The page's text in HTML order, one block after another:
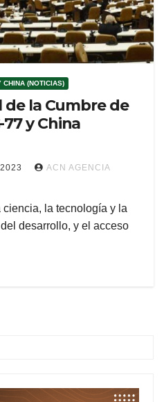
CHINA (NOTICIAS)
de la Cumbre de
y China
ACN AGENCIA
la tecnología y la
desarrollo, y el acceso